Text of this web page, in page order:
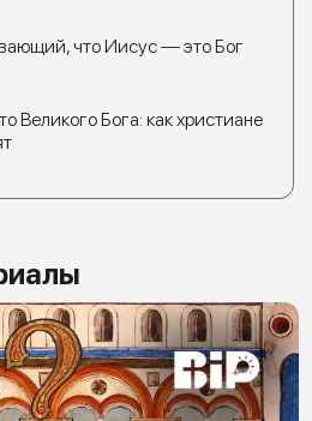
что Иисус — это Бог
Великого Бога: как христиане